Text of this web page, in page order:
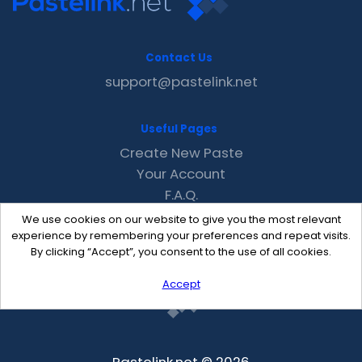
We use cookies on our website to give you the most relevant
experience by remembering your preferences and repeat visits.
By clicking “Accept”, you consent to the use of all cookies.
Accept
Contact Us
support@pastelink.net
Useful Pages
Create New Paste
Your Account
F.A.Q.
Recent
Contact